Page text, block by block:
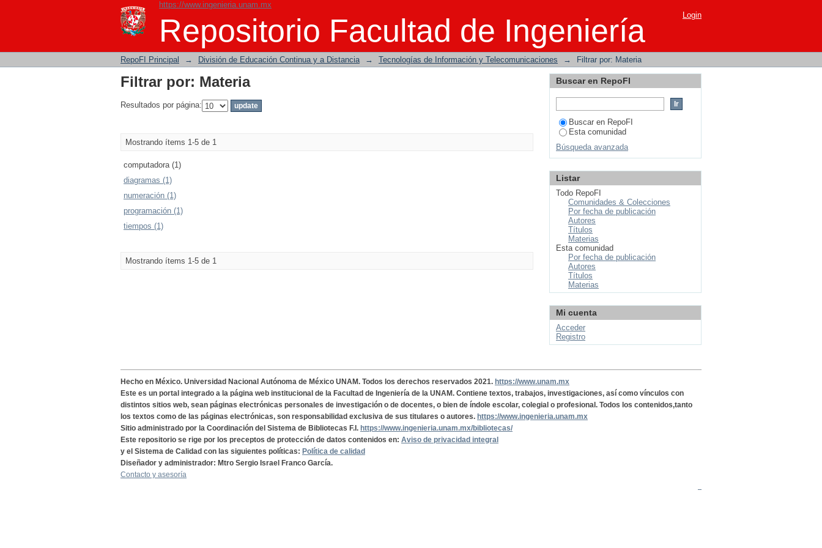
https://www.ingenieria.unam.mx
Repositorio Facultad de Ingeniería
Filtrar por: Materia Login
RepoFI Principal → División de Educación Continua y a Distancia → Tecnologías de Información y Telecomunicaciones → Filtrar por: Materia
Filtrar por: Materia
Resultados por página:
Mostrando ítems 1-5 de 1
computadora (1)
diagramas (1)
numeración (1)
programación (1)
tiempos (1)
Mostrando ítems 1-5 de 1
Buscar en RepoFI
Buscar en RepoFI
Esta comunidad
Búsqueda avanzada
Listar
Todo RepoFI
Comunidades & Colecciones
Por fecha de publicación
Autores
Títulos
Materias
Esta comunidad
Por fecha de publicación
Autores
Títulos
Materias
Mi cuenta
Acceder
Registro
Hecho en México. Universidad Nacional Autónoma de México UNAM. Todos los derechos reservados 2021. https://www.unam.mx
Este es un portal integrado a la página web institucional de la Facultad de Ingeniería de la UNAM. Contiene textos, trabajos, investigaciones, así como vínculos con
distintos sitios web, sean páginas electrónicas personales de investigación o de docentes, o bien de índole escolar, colegial o profesional. Todos los contenidos,tanto
los textos como de las páginas electrónicas, son responsabilidad exclusiva de sus titulares o autores. https://www.ingenieria.unam.mx
Sitio administrado por la Coordinación del Sistema de Bibliotecas F.I. https://www.ingenieria.unam.mx/bibliotecas/
Este repositorio se rige por los preceptos de protección de datos contenidos en: Aviso de privacidad integral
y el Sistema de Calidad con las siguientes políticas: Política de calidad
Diseñador y administrador: Mtro Sergio Israel Franco García.
Contacto y asesoría